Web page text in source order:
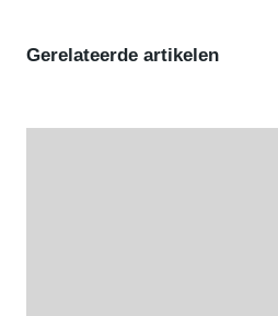
Gerelateerde artikelen